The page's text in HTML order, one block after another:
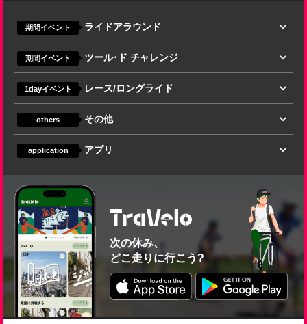
期間イベント ライドアラウンド
期間イベント ツール･ド チャレンジ
1dayイベント レース/ロングライド
others その他
application アプリ
次の休み、
どこ走りに行こう?